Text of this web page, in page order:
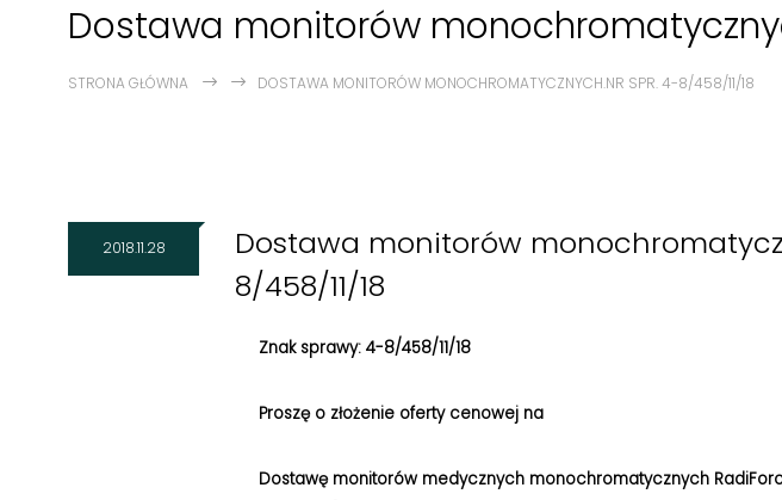
Dostawa monitorów
STRONA GŁÓWNA DOSTAWA MONITORÓW MONOCHROMATYCZNYCH.NR SPR. 4-8/458/11/18
2018.11.28
Dostawa monitorów
8/458/11/18
Znak sprawy: 4-8/458/11/18
Proszę o złożenie oferty cenowej na
Dostawę monitorów medycznych monochromatycznych